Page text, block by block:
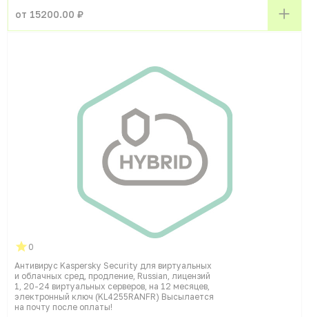
от 15200.00 ₽
0
Антивирус Kaspersky Security для виртуальных
и облачных сред, продление, Russian, лицензий
1, 20-24 виртуальных серверов, на 12 месяцев,
электронный ключ (KL4255RANFR) Высылается
на почту после оплаты!